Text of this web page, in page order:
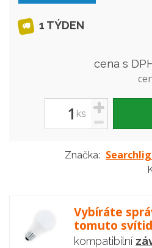
1 TÝDEN
cena s
ks
+
-
Značka:
Vybíráte
tomuto
kompatibilní